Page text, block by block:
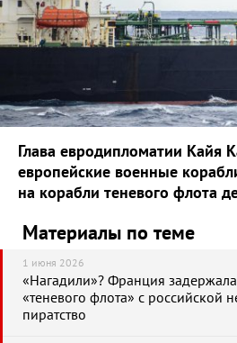
Глава евродипломатии Кайя
европейские военные
на корабли теневого флота
Материалы по теме
1 июня 2026
«Нагадили»? Франция задержала
«теневого флота» с российской
пиратство